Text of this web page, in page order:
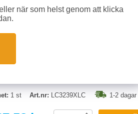
Upp till 5 000 sidor enligt ISO/IEC
till Brother: HL-J6000DW, HL-
J6947DW
1 st Art.nr: LC3239XLC 1-2 dagar
när som helst genom att klicka